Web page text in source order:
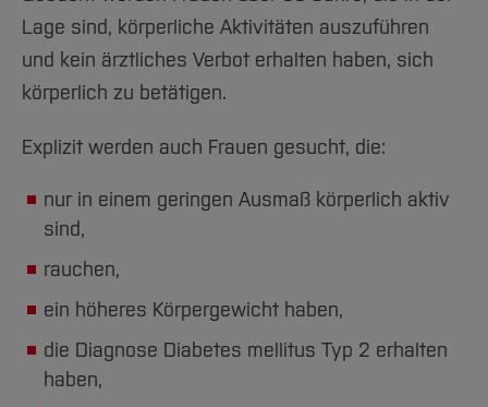
Lage sind, körperliche Aktivitäten auszuführen
und kein ärztliches Verbot erhalten haben, sich
körperlich zu betätigen.
Explizit werden auch Frauen gesucht, die:
nur in einem geringen Ausmaß körperlich aktiv
sind,
rauchen,
ein höheres Körpergewicht haben,
die Diagnose Diabetes mellitus Typ 2 erhalten
haben,